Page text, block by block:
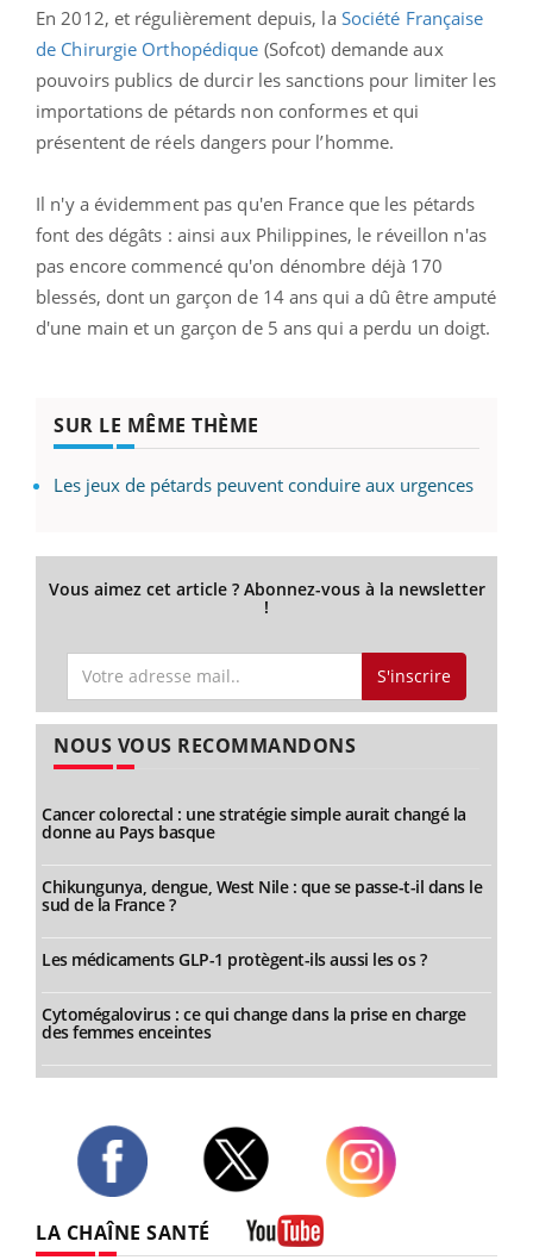
En 2012, et régulièrement depuis, la Société Française
de Chirurgie Orthopédique (Sofcot) demande aux
pouvoirs publics de durcir les sanctions pour limiter les
importations de pétards non conformes et qui
présentent de réels dangers pour l’homme.
Il n'y a évidemment pas qu'en France que les pétards
font des dégâts : ainsi aux Philippines, le réveillon n'as
pas encore commencé qu'on dénombre déjà 170
blessés, dont un garçon de 14 ans qui a dû être amputé
d'une main et un garçon de 5 ans qui a perdu un doigt.
SUR LE MÊME THÈME
Les jeux de pétards peuvent conduire aux urgences
Vous aimez cet article ? Abonnez-vous à la newsletter
!
S'inscrire
NOUS VOUS RECOMMANDONS
Cancer colorectal : une stratégie simple aurait changé la
donne au Pays basque
Chikungunya, dengue, West Nile : que se passe-t-il dans le
sud de la France ?
Les médicaments GLP-1 protègent-ils aussi les os ?
Cytomégalovirus : ce qui change dans la prise en charge
des femmes enceintes
LA CHAÎNE SANTÉ